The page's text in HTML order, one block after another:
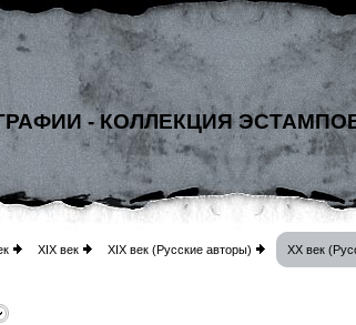
- КОЛЛЕКЦИЯ
XIX век XIX век (Русские авторы) XX век